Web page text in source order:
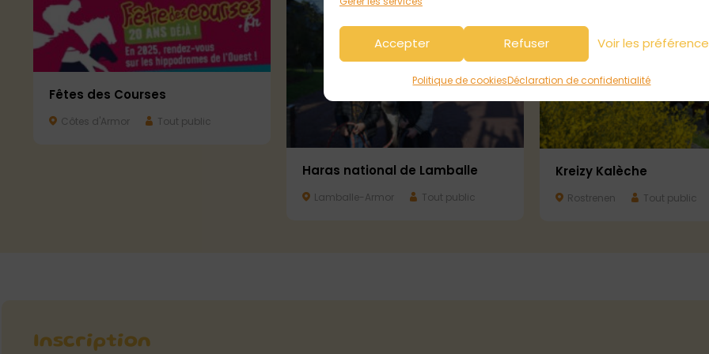
Accepter Refuser Voir les
Politique de cookiesDéclaration de confidentialité
Fêtes des Courses
Côtes d'Armor Tout public
Haras national de Lamballe
Lamballe-Armor Tout public
Kreizy Kalèche
Rostrenen Tout public
Inscription